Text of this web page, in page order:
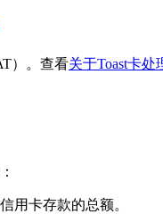
）。查看关于Toast卡
用卡存款的总额。